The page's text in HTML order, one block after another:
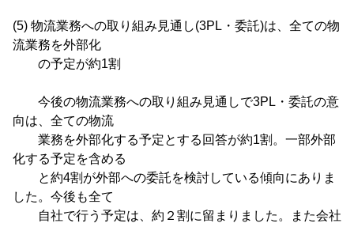
(5) 物流業務への取り組み見通し(3PL・委託)は、全ての物
流業務を外部化
の予定が約1割
今後の物流業務への取り組み見通しで3PL・委託の意
向は、全ての物流
業務を外部化する予定とする回答が約1割。一部外部
化する予定を含める
と約4割が外部への委託を検討している傾向にありま
した。今後も全て
自社で行う予定は、約２割に留まりました。また会社